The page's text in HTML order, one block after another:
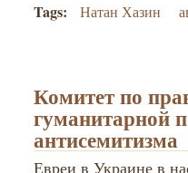
Tags: Натан Хазин
Комитет по
гуманитарной
антисемитизма
Евреи в Украине в